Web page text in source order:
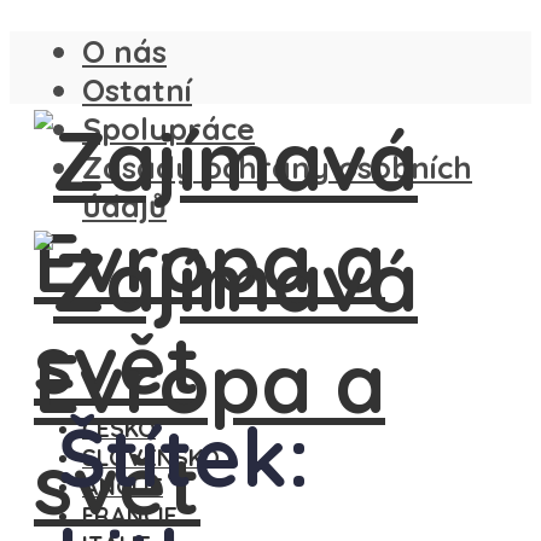
O nás
Ostatní
Spolupráce
Zásady ochrany osobních
údajů
ČESKO
SLOVENSKO
ANGLIE
FRANCIE
Štítek: